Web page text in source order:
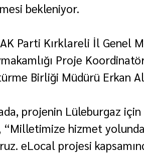
bekleniyor.
Parti Kırklareli İl Genel
Proje
Birliği Müdürü Erkan
projenin Lüleburgaz
“Milletimize hizmet
eLocal projesi